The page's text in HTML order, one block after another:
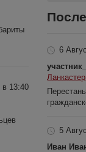
13:40
6
Ланкастер
5
Иван